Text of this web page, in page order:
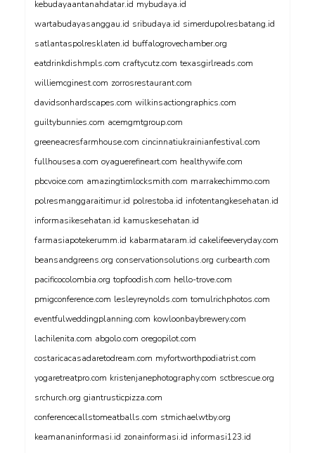
kebudayaantanahdatar.id mybudaya.id
wartabudayasanggau.id sribudaya.id simerdupolresbatang.id
satlantaspolresklaten.id buffalogrovechamber.org
eatdrinkdishmpls.com craftycutz.com texasgirlreads.com
williemcginest.com zorrosrestaurant.com
davidsonhardscapes.com wilkinsactiongraphics.com
guiltybunnies.com acemgmtgroup.com
greeneacresfarmhouse.com cincinnatiukrainianfestival.com
fullhousesa.com oyaguerefineart.com healthywife.com
pbcvoice.com amazingtimlocksmith.com marrakechimmo.com
polresmanggaraitimur.id polrestoba.id infotentangkesehatan.id
informasikesehatan.id kamuskesehatan.id
farmasiapotekerumm.id kabarmataram.id cakelifeeveryday.com
beansandgreens.org conservationsolutions.org curbearth.com
pacificocolombia.org topfoodish.com hello-trove.com
pmigconference.com lesleyreynolds.com tomulrichphotos.com
eventfulweddingplanning.com kowloonbaybrewery.com
lachilenita.com abgolo.com oregopilot.com
costaricacasadaretodream.com myfortworthpodiatrist.com
yogaretreatpro.com kristenjanephotography.com sctbrescue.org
srchurch.org giantrusticpizza.com
conferencecallstomeatballs.com stmichaelwtby.org
keamananinformasi.id zonainformasi.id informasi123.id